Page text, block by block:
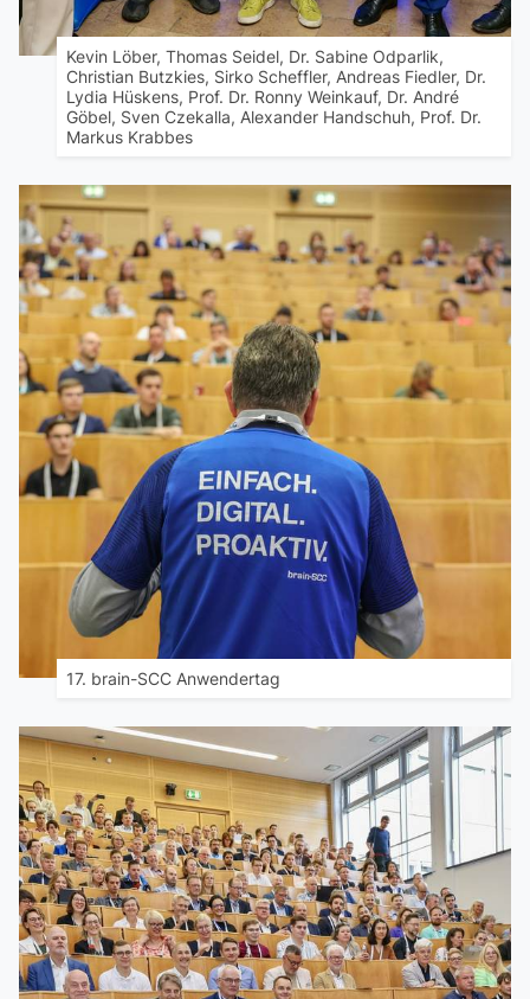
Kevin Löber, Thomas Seidel, Dr. Sabine Odparlik,
Christian Butzkies, Sirko Scheffler, Andreas Fiedler, Dr.
Lydia Hüskens, Prof. Dr. Ronny Weinkauf, Dr. André
Göbel, Sven Czekalla, Alexander Handschuh, Prof. Dr.
Markus Krabbes
17. brain-SCC Anwendertag